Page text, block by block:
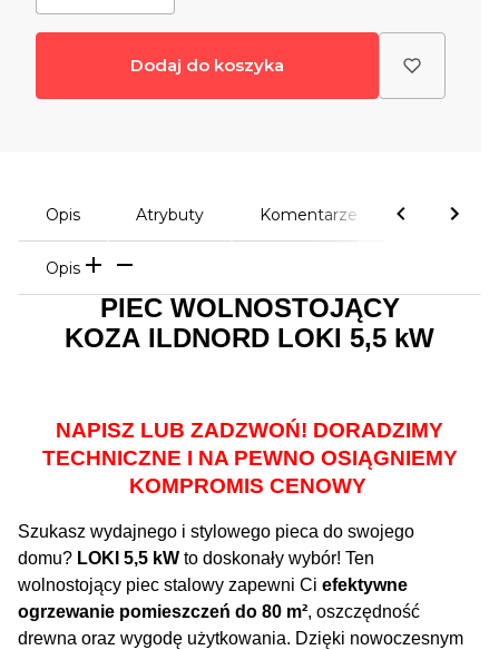
Dodaj do koszyka
Opis Atrybuty Komentarze
Opis
PIEC WOLNOSTOJĄCY
KOZA ILDNORD LOKI 5,5 kW
NAPISZ LUB ZADZWOŃ! DORADZIMY
TECHNICZNE I NA PEWNO OSIĄGNIEMY
KOMPROMIS CENOWY
Szukasz wydajnego i stylowego pieca do swojego
domu? LOKI 5,5 kW to doskonały wybór! Ten
wolnostojący piec stalowy zapewni Ci efektywne
ogrzewanie pomieszczeń do 80 m², oszczędność
drewna oraz wygodę użytkowania. Dzięki nowoczesnym